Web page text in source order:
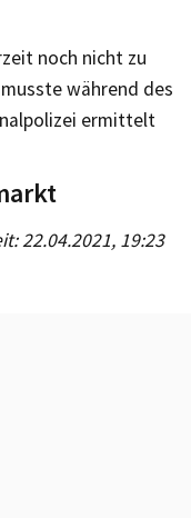
noch nicht zu
während des
ermittelt
22.04.2021, 19:23